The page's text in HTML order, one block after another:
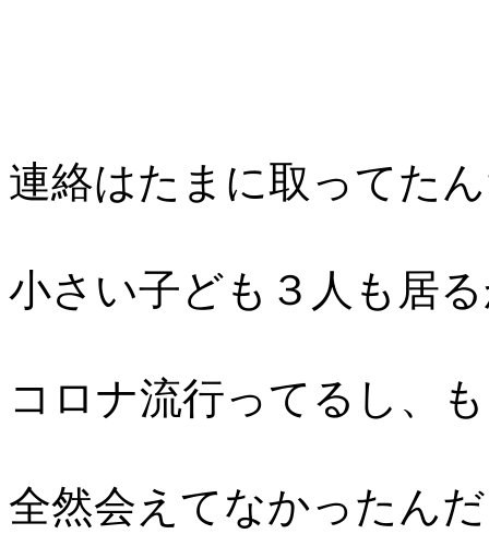
連絡はたまに取ってた
小さい子ども３人も居
コロナ流行ってるし、
全然会えてなかったん